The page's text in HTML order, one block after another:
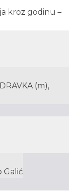
kroz godinu –
(m),
Galić